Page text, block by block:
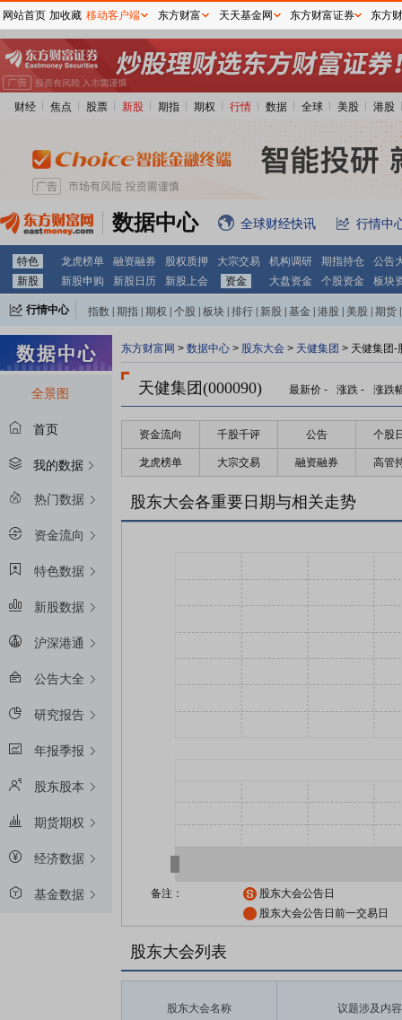
财经 焦点 股票 新股 期指 期权 行情 数据 全球 美股 港股
数据中心 全球财经快讯 行情中
特色 龙虎榜单 融资融券 股权质押 大宗交易 机构调研 期指持仓
公告
新股
新股申购 新股日历 新股上会 资金 大盘资金 个股资金 板块
行情中心 指数 期指 期权 个股 板块 排行 新股 基金 港股 美股 期货
全景图
首页
我的数据
热门数据
资金流向
特色数据
新股数据
沪深港通
公告大全
研究报告
年报季报
股东股本
期货期权
经济数据
基金数据
东方财富网 > 数据中心 > 股东大会 > 天健集团 > 天健集团-
天健集团(000090) 最新价 - 涨跌 - 涨跌
资金流向 千股千评 公告 个股
龙虎榜单 大宗交易 融资融券 高管
股东大会各重要日期与相关走势
备注：
股东大会公告日
股东大会公告日前一交易日
股东大会列表
股东大会名称 议题涉及内容
网站首页 加收藏 移动客户端 东方财富 天天基金网 东方财富证券 东方